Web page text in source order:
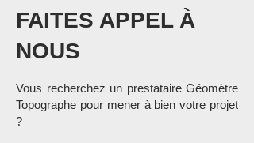
FAITES APPEL À
NOUS
Vous recherchez un prestataire Géomètre
Topographe pour mener à bien votre projet
?